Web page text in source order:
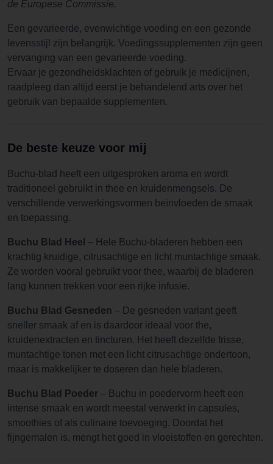
de Europese Commissie.
Een gevarieerde, evenwichtige voeding en een gezonde
levensstijl zijn belangrijk. Voedingssupplementen zijn geen
vervanging van een gevarieerde voeding.
Ervaar je gezondheidsklachten of gebruik je medicijnen,
raadpleeg dan altijd eerst je behandelend arts over het
gebruik van bepaalde supplementen.
De beste keuze voor mij
Buchu-blad heeft een uitgesproken aroma en wordt
traditioneel gebruikt in thee en kruidenmengsels. De
verschillende verwerkingsvormen beïnvloeden de smaak
en toepassing.
Buchu Blad Heel – Hele Buchu-bladeren hebben een
krachtig kruidige, citrusachtige en licht muntachtige smaak.
Ze worden vooral gebruikt voor thee, waarbij de bladeren
lang kunnen trekken voor een rijke infusie.
Buchu Blad Gesneden – De gesneden variant geeft
sneller smaak af en is daardoor ideaal voor the,
kruidenextracten en tincturen. Het heeft dezelfde frisse,
muntachtige tonen met een licht citrusachtige ondertoon,
maar is makkelijker te doseren dan hele bladeren.
Buchu Blad Poeder – Buchu in poedervorm heeft een
intense smaak en wordt meestal verwerkt in capsules,
smoothies of als culinaire toevoeging. Doordat het
fijngemalen is, mengt het goed in vloeistoffen en gerechten.